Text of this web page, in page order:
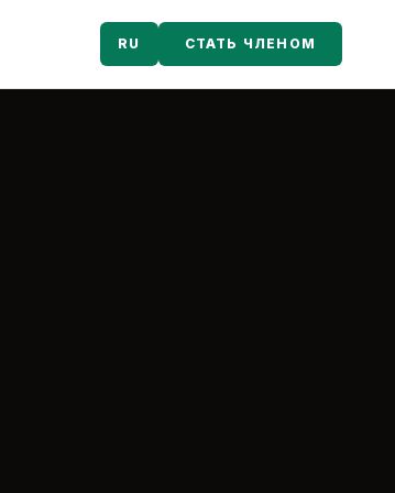
RU СТАТЬ ЧЛЕНОМ